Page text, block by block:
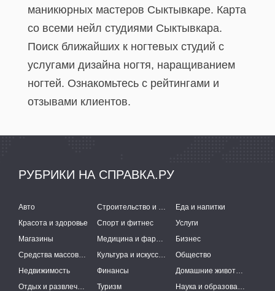
маникюрных мастеров Сыктывкаре. Карта
со всеми нейл студиями Сыктывкара.
Поиск ближайших к ногтевых студий с
услугами дизайна ногтя, наращиванием
ногтей. Ознакомьтесь с рейтингами и
отзывами клиентов.
РУБРИКИ НА СПРАВКА.РУ
Авто Строительство и ремонт
Еда и напитки
Красота и здоровье
Спорт и фитнес
Услуги
Магазины
Медицина и фармацевтика
Бизнес
Средства массовой информации
Культура и искусство
Общество
Недвижимость
Финансы
Домашние животные
Отдых и развлечения
Туризм Наука и образование